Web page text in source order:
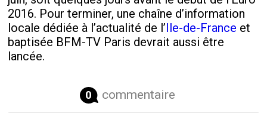
2016. Pour terminer, une chaîne d’information
locale dédiée à l’actualité de l’ Ile-de-France et
baptisée BFM-TV Paris devrait aussi être
lancée.
0 commentaire